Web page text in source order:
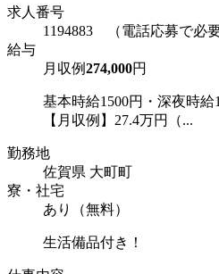
求人番号
1194883 （電話応募で必
給与
月収例274,000円
基本時給1500円・深夜時
【月収例】27.4万円（...
勤務地
佐賀県 大町町
寮・社宅
あり（無料）
生活備品付き！